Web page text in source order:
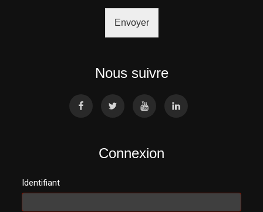
Envoyer
Nous suivre
Connexion
Identifiant